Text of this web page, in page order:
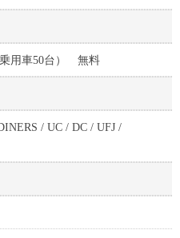
乗用車50台） 無料
/ UC / DC / UFJ /